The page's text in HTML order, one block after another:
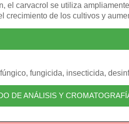
el carvacrol se utiliza
crecimiento de los cultivos y
fungicida, insecticida,
DE ANÁLISIS Y